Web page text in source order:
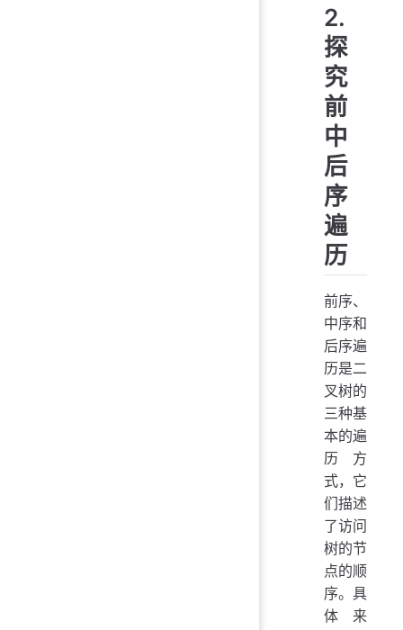
2.
探
究
前
中
后
序
遍
历
前序、
中序和
后序遍
历是二
叉树的
三种基
本的遍
历方
式，它
们描述
了访问
树的节
点的顺
序。具
体来